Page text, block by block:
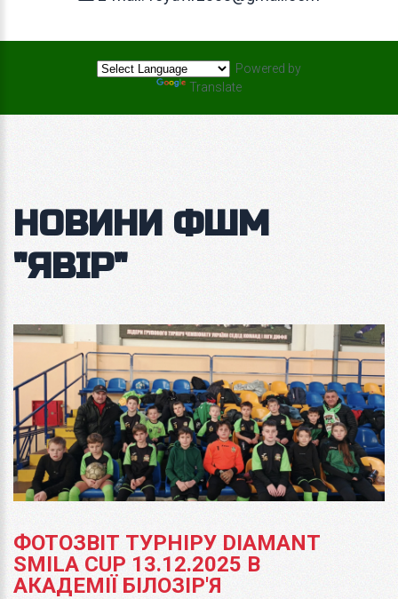
Powered by
Translate
НОВИНИ ФШМ
"ЯВІР"
ФОТОЗВІТ ТУРНІРУ DIAMANT
SMILA CUP 13.12.2025 В
АКАДЕМІЇ БІЛОЗІР'Я